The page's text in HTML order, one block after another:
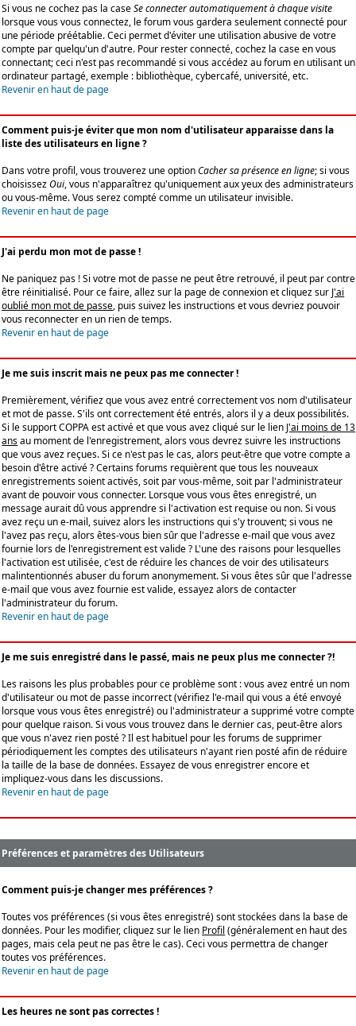
Si vous ne cochez pas la caseSe connecter automatiquement à chaque visite
lorsque vous vous connectez, le forum vous gardera seulement connecté pour
une période préétablie. Ceci permet d'éviter une utilisation abusive de votre
compte par quelqu'un d'autre. Pour rester connecté, cochez la case en vous
connectant; ceci n'est pas recommandé si vous accédez au forum en utilisant un
ordinateur partagé, exemple : bibliothèque, cybercafé, université, etc.
Revenir en haut de page
Comment puis-je éviter que mon nom d'utilisateur apparaisse dans la
liste des utilisateurs en ligne ?
Dans votre profil, vous trouverez une optionCacher sa présence en ligne; si vous
choisissezOui, vous n'apparaîtrez qu'uniquement aux yeux des administrateurs
ou vous-même. Vous serez compté comme un utilisateur invisible.
Revenir en haut de page
J'ai perdu mon mot de passe !
Ne paniquez pas ! Si votre mot de passe ne peut être retrouvé, il peut par contre
être réinitialisé. Pour ce faire, allez sur la page de connexion et cliquez sur J'ai
oublié mon mot de passe, puis suivez les instructions et vous devriez pouvoir
vous reconnecter en un rien de temps.
Revenir en haut de page
Je me suis inscrit mais ne peux pas me connecter !
Premièrement, vérifiez que vous avez entré correctement vos nom d'utilisateur
et mot de passe. S'ils ont correctement été entrés, alors il y a deux possibilités.
Si le support COPPA est activé et que vous avez cliqué sur le lien J'ai moins de 13
ansau moment de l'enregistrement, alors vous devrez suivre les instructions
que vous avez reçues. Si ce n'est pas le cas, alors peut-être que votre compte a
besoin d'être activé ? Certains forums requièrent que tous les nouveaux
enregistrements soient activés, soit par vous-même, soit par l'administrateur
avant de pouvoir vous connecter. Lorsque vous vous êtes enregistré, un
message aurait dû vous apprendre si l'activation est requise ou non. Si vous
avez reçu un e-mail, suivez alors les instructions qui s'y trouvent; si vous ne
l'avez pas reçu, alors êtes-vous bien sûr que l'adresse e-mail que vous avez
fournie lors de l'enregistrement est valide ? L'une des raisons pour lesquelles
l'activation est utilisée, c'est de réduire les chances de voir des utilisateurs
malintentionnés abuser du forum anonymement. Si vous êtes sûr que l'adresse
e-mail que vous avez fournie est valide, essayez alors de contacter
l'administrateur du forum.
Revenir en haut de page
Je me suis enregistré dans le passé, mais ne peux plus me connecter ?!
Les raisons les plus probables pour ce problème sont : vous avez entré un nom
d'utilisateur ou mot de passe incorrect (vérifiez l'e-mail qui vous a été envoyé
lorsque vous vous êtes enregistré) ou l'administrateur a supprimé votre compte
pour quelque raison. Si vous vous trouvez dans le dernier cas, peut-être alors
que vous n'avez rien posté ? Il est habituel pour les forums de supprimer
périodiquement les comptes des utilisateurs n'ayant rien posté afin de réduire
la taille de la base de données. Essayez de vous enregistrer encore et
impliquez-vous dans les discussions.
Revenir en haut de page
Préférences et paramètres des Utilisateurs
Comment puis-je changer mes préférences ?
Toutes vos préférences (si vous êtes enregistré) sont stockées dans la base de
données. Pour les modifier, cliquez sur le lien Profil (généralement en haut des
pages, mais cela peut ne pas être le cas). Ceci vous permettra de changer
toutes vos préférences.
Revenir en haut de page
Les heures ne sont pas correctes !